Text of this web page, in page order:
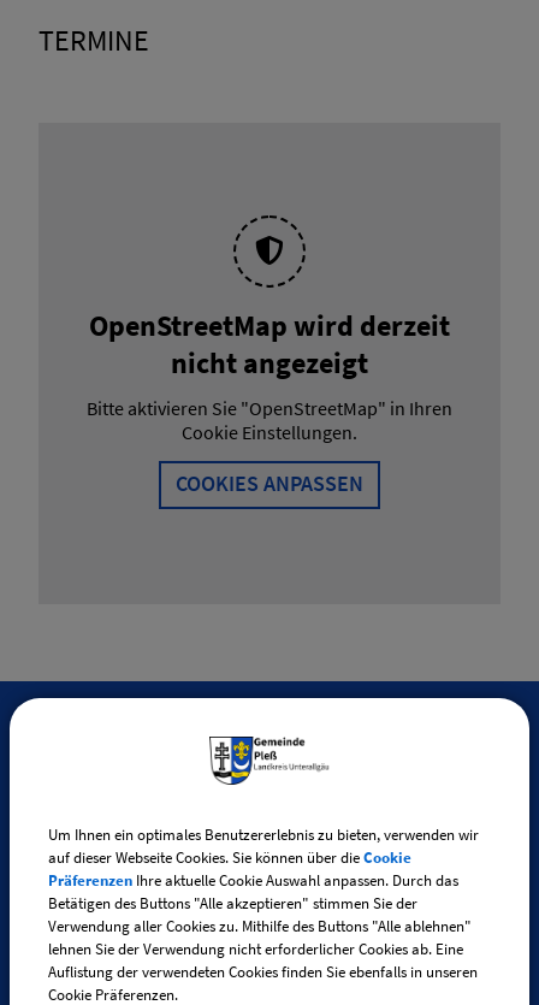
TERMINE
OpenStreetMap wird derzeit
nicht angezeigt
Bitte aktivieren Sie "OpenStreetMap" in Ihren
Cookie Einstellungen.
COOKIES ANPASSEN
SO ERREICHEN SIE UNS
Kirchstraße 4
87773 Pleß
Telefon:+49 (0) 83 35 / 280
Telefax: +49 (0) 83 35 / 90 81 10
Um Ihnen ein optimales Benutzererlebnis zu bieten, verwenden wir
auf dieser Webseite Cookies. Sie können über dieCookie
Präferenzen Ihre aktuelle Cookie Auswahl anpassen. Durch das
Betätigen des Buttons "Alle akzeptieren" stimmen Sie der
Verwendung aller Cookies zu. Mithilfe des Buttons "Alle ablehnen"
lehnen Sie der Verwendung nicht erforderlicher Cookies ab. Eine
Auflistung der verwendeten Cookies finden Sie ebenfalls in unseren
Cookie Präferenzen.